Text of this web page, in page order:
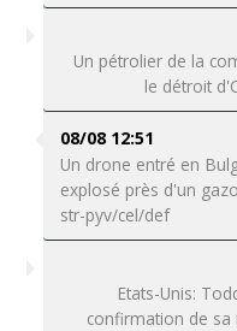
Un pétrolier de la
le détroit
08/08 12:51
Un drone entré en
explosé près d'un
str-pyv/cel/def
Etats-Unis:
confirmation de